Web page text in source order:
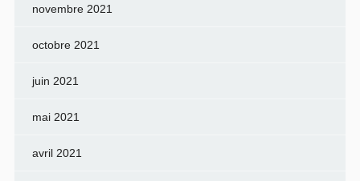
novembre 2021
octobre 2021
juin 2021
mai 2021
avril 2021